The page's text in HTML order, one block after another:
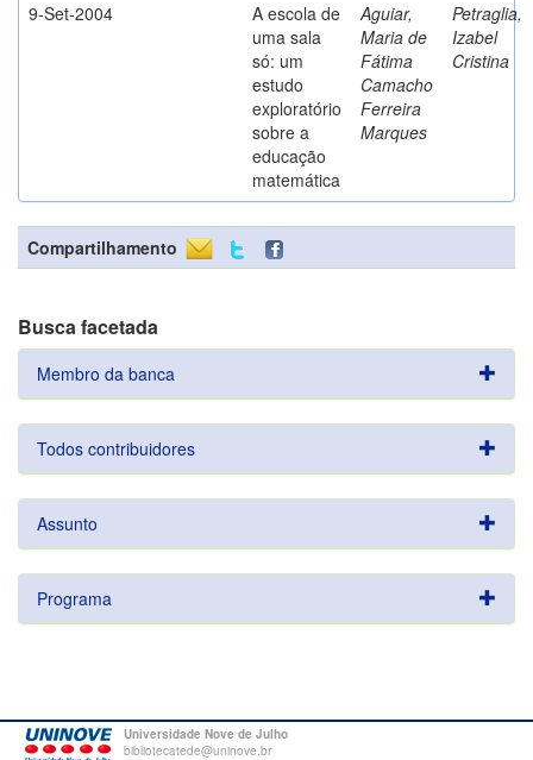
9-Set-2004
A escola de
uma sala
só: um
estudo
exploratório
sobre a
educação
matemática
Aguiar,
Maria de
Fátima
Camacho
Ferreira
Marques
Petraglia,
Izabel
Cristina
Compartilhamento
Busca facetada
Membro da banca
Todos contribuidores
Assunto
Programa
Universidade Nove de Julho
bibliotecatede@uninove.br